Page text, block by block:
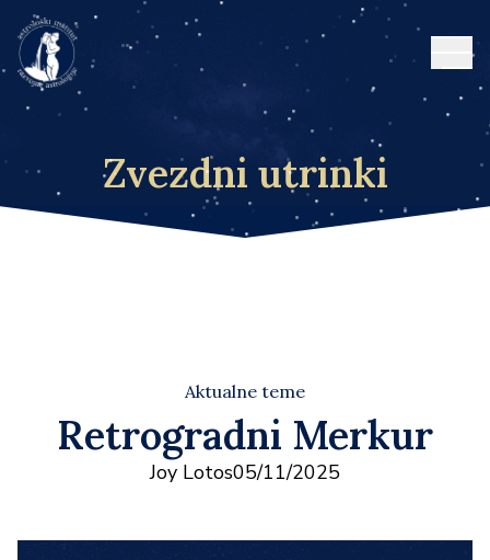
Zvezdni utrinki
Aktualne teme
Retrogradni Merkur
Joy Lotos05/11/2025